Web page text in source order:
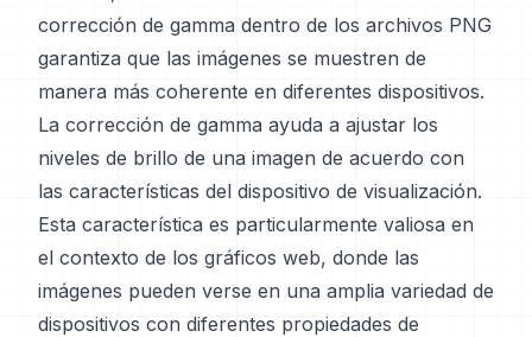
corrección de gamma dentro de los archivos PNG
garantiza que las imágenes se muestren de
manera más coherente en diferentes dispositivos.
La corrección de gamma ayuda a ajustar los
niveles de brillo de una imagen de acuerdo con
las características del dispositivo de visualización.
Esta característica es particularmente valiosa en
el contexto de los gráficos web, donde las
imágenes pueden verse en una amplia variedad de
dispositivos con diferentes propiedades de